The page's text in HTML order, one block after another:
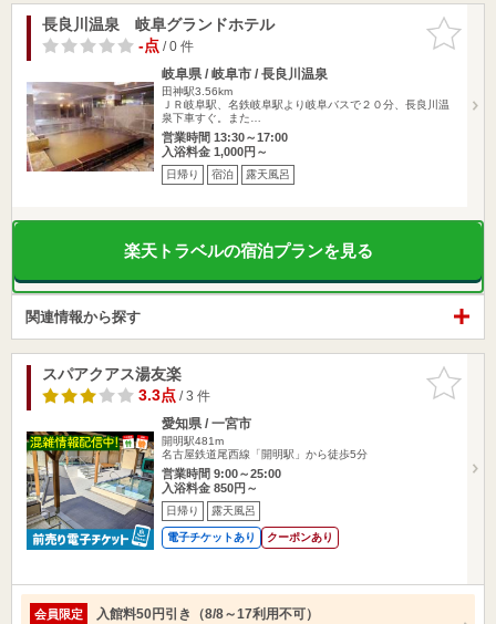
お気に入
りに追加
長良川温泉 岐阜グランドホテル
-点/ 0 件
岐阜県 / 岐阜市 / 長良川温泉
田神駅3.56km
ＪＲ岐阜駅、名鉄岐阜駅より岐阜バスで２０分、長良川温
泉下車すぐ。また…
営業時間 13:30～17:00
入浴料金 1,000円～
日帰り 宿泊 露天風呂
楽天トラベルの宿泊プランを見る
関連情報から探す
お気に入
りに追加
スパアクアス湯友楽
3.3点/ 3 件
愛知県 / 一宮市
開明駅481m
名古屋鉄道尾西線「開明駅」から徒歩5分
営業時間 9:00～25:00
入浴料金 850円～
日帰り 露天風呂
電子チケットあり クーポンあり
会員限定 入館料50円引き（8/8～17利用不可）